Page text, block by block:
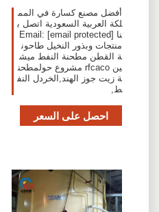
أفضل مصنع كسارة في المم
لكة العربية السعودية اتصل ب
نا Email: [email protected]
منتجات وبذور النخيل طاحون
ة القطن مطحنة النفط ميش
ين rfcaco مشروع حولمطحن
ة زيت جوز الهند,الخردل النف
ط,
احصل على السعر